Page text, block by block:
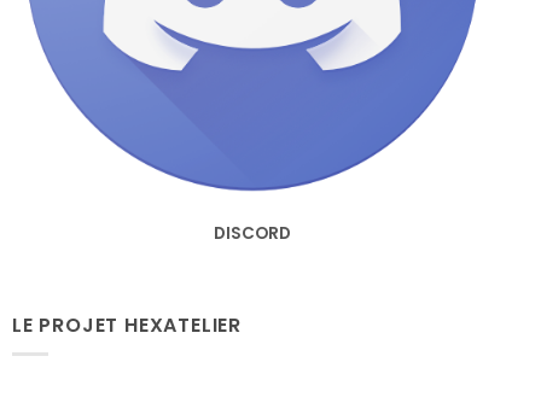
DISCORD
LE PROJET HEXATELIER